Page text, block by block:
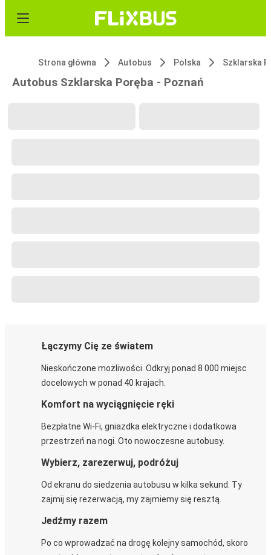
Strona główna Autobus Polska Szklarska
Autobus Szklarska Poręba - Poznań
Łączymy Cię ze światem
Nieskończone możliwości. Odkryj ponad 8 000 miejsc
docelowych w ponad 40 krajach.
Komfort na wyciągnięcie ręki
Bezpłatne Wi-Fi, gniazdka elektryczne i dodatkowa
przestrzeń na nogi. Oto nowoczesne autobusy.
Wybierz, zarezerwuj, podróżuj
Od ekranu do siedzenia autobusu w kilka sekund. Ty
zajmij się rezerwacją, my zajmiemy się resztą.
Jedźmy razem
Po co wprowadzać na drogę kolejny samochód, skoro